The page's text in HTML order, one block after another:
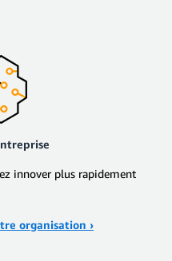
innover plus rapidement
organisation ›